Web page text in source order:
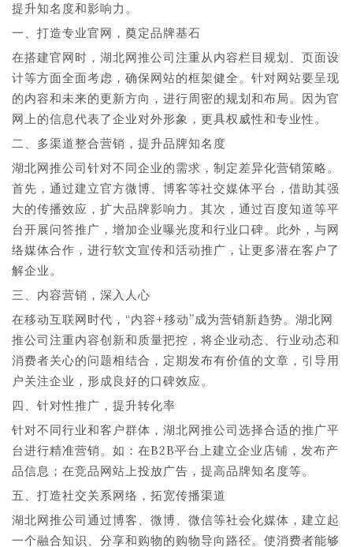
提升知名度和影响力。
一、打造专业官网，奠定品牌基石
在搭建官网时，湖北网推公司注重从内容栏目规划、页面设
计等方面全面考虑，确保网站的框架健全。针对网站要呈现
的内容和未来的更新方向，进行周密的规划和布局。因为官
网上的信息代表了企业对外形象，更具权威性和专业性。
二、多渠道整合营销，提升品牌知名度
湖北网推公司针对不同企业的需求，制定差异化营销策略。
首先，通过建立官方微博、博客等社交媒体平台，借助其强
大的传播效应，扩大品牌影响力。其次，通过百度知道等平
台开展问答推广，增加企业曝光度和行业口碑。此外，与网
络媒体合作，进行软文宣传和活动推广，让更多潜在客户了
解企业。
三、内容营销，深入人心
在移动互联网时代，“内容+移动”成为营销新趋势。湖北网
推公司注重内容创新和质量把控，将企业动态、行业动态和
消费者关心的问题相结合，定期发布有价值的文章，引导用
户关注企业，形成良好的口碑效应。
四、针对性推广，提升转化率
针对不同行业和客户群体，湖北网推公司选择合适的推广平
台进行精准营销。如：在B2B平台上建立企业店铺，发布产
品信息；在竞品网站上投放广告，提高品牌知名度等。
五、打造社交关系网络，拓宽传播渠道
湖北网推公司通过博客、微博、微信等社会化媒体，建立起
一个融合知识、分享和购物的购物导向路径。使消费者能够